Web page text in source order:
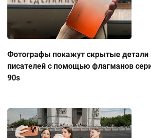
Фотографы покажут скрытые детали
писателей с помощью флагманов
90s